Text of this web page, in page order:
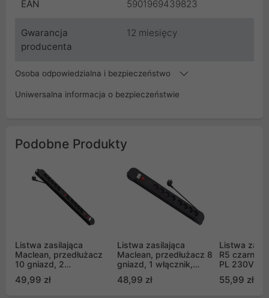
EAN 5901969439823
Gwarancja
producenta
12 miesięcy
Osoba odpowiedzialna i bezpieczeństwo
Uniwersalna informacja o bezpieczeństwie
Podobne Produkty
Listwa zasilająca
Maclean, przedłużacz
10 gniazd, 2
zabezpieczenie i
49,99 zł
Listwa zasilająca
Maclean, przedłużacz 8
gniazd, 1 włącznik,
przepięciowe, 1,5m
48,99 zł
Listwa
R5 czarna
PL 230V
55,99 zł